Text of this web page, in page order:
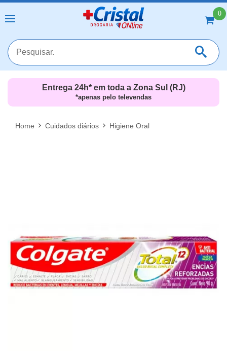
0
MAIS RESULTADOS
Entrega 24h* em toda a Zona Sul (RJ)
*apenas pelo televendas
Home Cuidados diários Higiene Oral